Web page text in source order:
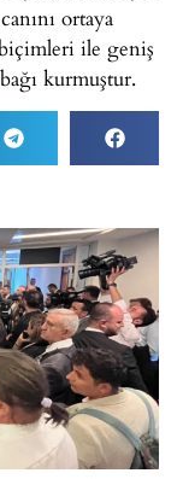
ortaya
ile geniş
kurmuştur.